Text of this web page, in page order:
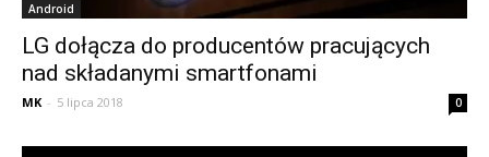
Android
LG dołącza do producentów pracujących
nad składanymi smartfonami
MK - 5 lipca 2018 0